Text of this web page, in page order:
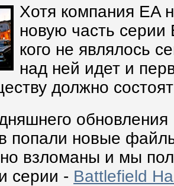
Хотя компания EA
новую часть
кого не являлось
над ней идет и
должно
попали новые
взломаны и мы
серии - Battlefield